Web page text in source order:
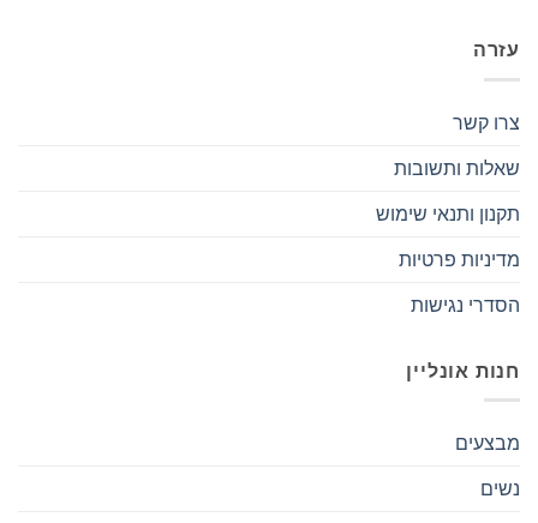
עזרה
צרו קשר
שאלות ותשובות
תקנון ותנאי שימוש
מדיניות פרטיות
הסדרי נגישות
חנות אונליין
מבצעים
נשים